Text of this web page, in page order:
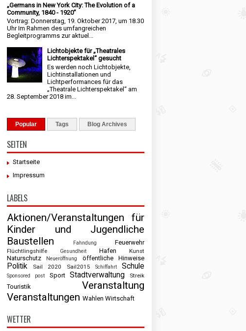
„Germans in New York City: The Evolution of a
Community, 1840 - 1920”
Vortrag: Donnerstag, 19. Oktober 2017, um 18.30
Uhr Im Rahmen des umfangreichen
Begleitprogramms zur aktuel...
Lichtobjekte für „Theatrales
Lichterspektakel“ gesucht
Es werden noch Lichtobjekte,
Lichtinstallationen und
Lichtperformances für das
„Theatrale Lichterspektakel“ am
28. September 2018 im...
Popular Tags Blog Archives
SEITEN
Startseite
Impressum
LABELS
Aktionen/Veranstaltungen für
Kinder und Jugendliche
Baustellen
Fahndung Feuerwehr
Flüchtlingshilfe Gesundheit Hafen Kunst
Naturschutz Neueröffnung öffentliche Hinweise
Politik Sail 2020 Sail2015 Schiffahrt Schule
Sponsored post Sport Stadtverwaltung Streik
Touristik
Veranstaltung
Veranstaltungen Wahlen Wirtschaft
WETTER